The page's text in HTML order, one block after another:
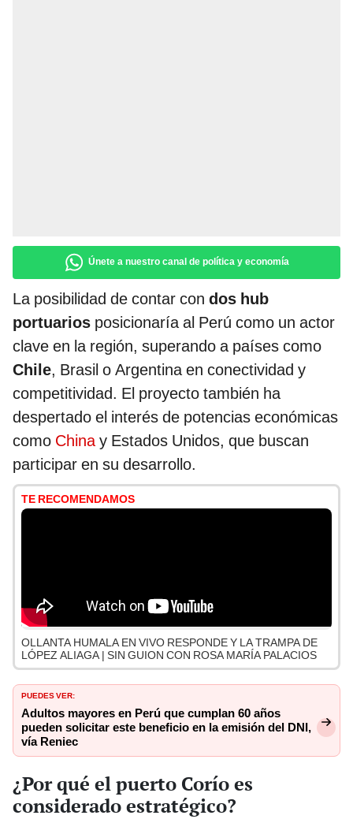
Únete a nuestro canal de política y economía
La posibilidad de contar con dos hub
portuarios posicionaría al Perú como un actor
clave en la región, superando a países como
Chile, Brasil o Argentina en conectividad y
competitividad. El proyecto también ha
despertado el interés de potencias económicas
como Chinay Estados Unidos, que buscan
participar en su desarrollo.
TE RECOMENDAMOS
OLLANTA HUMALA EN VIVO RESPONDE Y LA TRAMPA DE
LÓPEZ ALIAGA | SIN GUION CON ROSA MARÍA PALACIOS
PUEDES VER:
Adultos mayores en Perú que cumplan 60 años
pueden solicitar este beneficio en la emisión del DNI,
vía Reniec
¿Por qué el puerto Corío es
considerado estratégico?